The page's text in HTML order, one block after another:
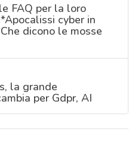
FAQ per la loro
cyber in
dicono le mosse
la grande
per Gdpr, AI